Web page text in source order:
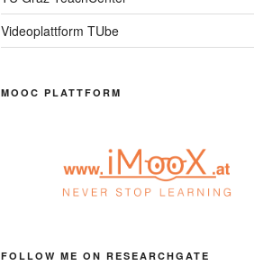
Videoplattform TUbe
MOOC PLATTFORM
FOLLOW ME ON RESEARCHGATE